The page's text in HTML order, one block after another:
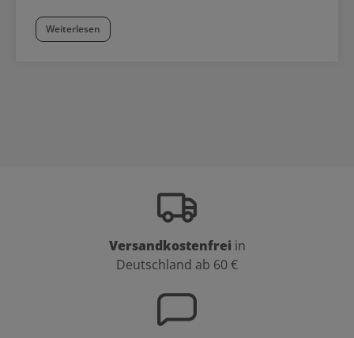
Weiterlesen
Versandkostenfrei in
Deutschland ab 60 €